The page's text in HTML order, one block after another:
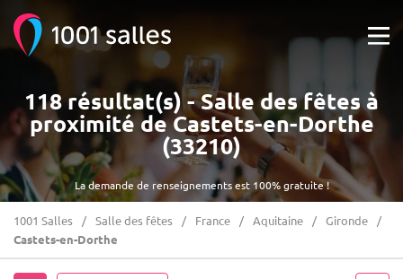
La demande de renseignements est 100% gratuite !
118 résultat(s) - Salle des fêtes à
proximité de Castets-en-Dorthe
(33210)
1001 Salles Salle des fêtes France Aquitaine
Gironde
Castets-en-Dorthe